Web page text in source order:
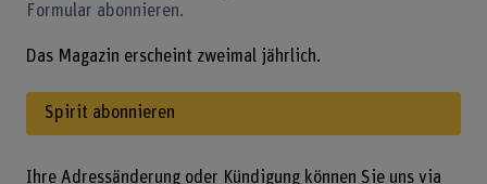
Formular abonnieren.
Das Magazin erscheint zweimal jährlich.
Spirit abonnieren
Ihre Adressänderung oder Kündigung können Sie uns via